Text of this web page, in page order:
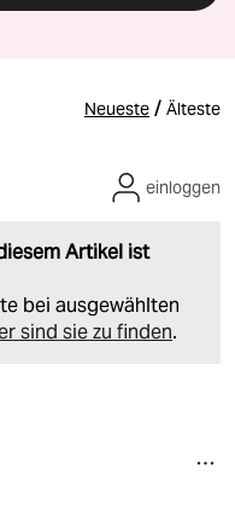
Neueste / Älteste
Artikel ist
bei ausgewählten
sind sie zu finden.
einloggen